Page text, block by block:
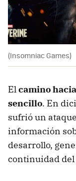
(Insomniac Games)
Elcamino
sencillo. En
sufrió un
información
desarrollo,
continuidad